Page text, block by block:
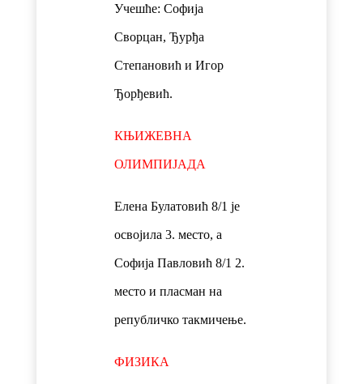
Учешће: Софија
Сворцан, Ђурђа
Степановић и Игор
Ђорђевић.
КЊИЖЕВНА
ОЛИМПИЈАДА
Елена Булатовић 8/1 је
освојила 3. место, а
Софија Павловић 8/1 2.
место и пласман на
републичко такмичење.
ФИЗИКА